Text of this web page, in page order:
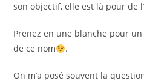
son objectif, elle est là pour de
Prenez en une blanche pour
de ce nom
.
On m’a posé souvent la